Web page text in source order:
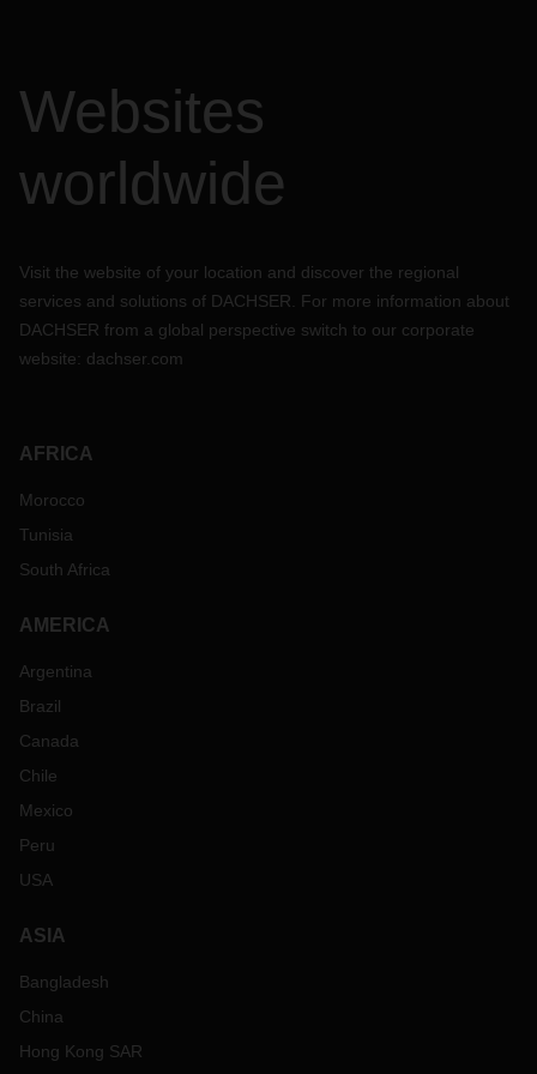
Websites
worldwide
Visit the website of your location and discover the regional
services and solutions of DACHSER. For more information about
DACHSER from a global perspective switch to our corporate
website: dachser.com
AFRICA
Morocco
Tunisia
South Africa
AMERICA
Argentina
Brazil
Canada
Chile
Mexico
Peru
USA
ASIA
Bangladesh
China
Hong Kong SAR